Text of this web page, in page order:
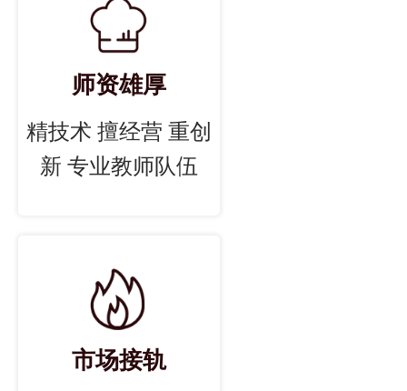
师资雄厚
精技术 擅经营 重创
新 专业教师队伍
市场接轨